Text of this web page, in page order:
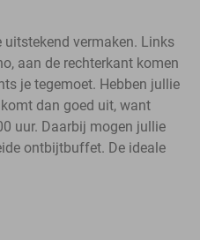
uitstekend vermaken. Links
aan de rechterkant komen
je tegemoet. Hebben jullie
dan goed uit, want
uur. Daarbij mogen jullie
ontbijtbuffet. De ideale